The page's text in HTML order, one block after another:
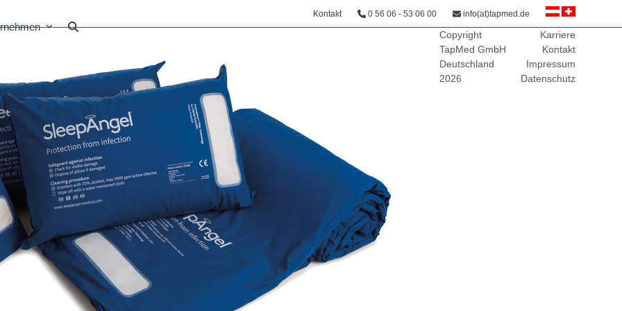
Kontakt 0 56 06 - 53 06 00 info(at)tapmed.de
Copyright
TapMed GmbH
Deutschland
2026
Karriere
Kontakt
Impressum
Datenschutz